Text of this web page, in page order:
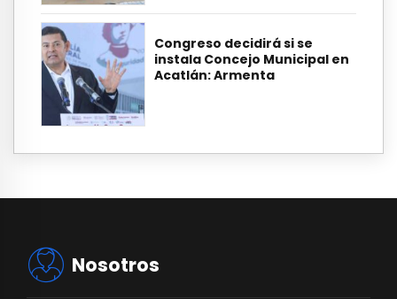
Congreso decidirá si se
instala Concejo Municipal en
Acatlán: Armenta
Nosotros